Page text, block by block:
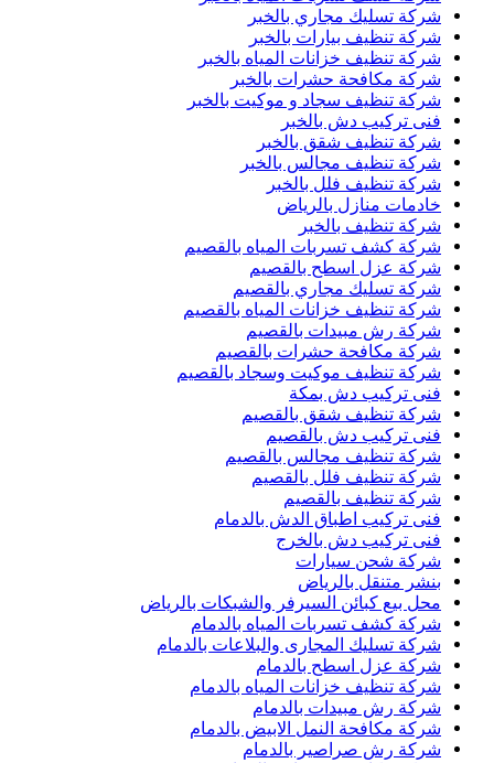
شركة تسليك مجاري بالخبر
شركة تنظيف بيارات بالخبر
شركة تنظيف خزانات المياه بالخبر
شركة مكافحة حشرات بالخبر
شركة تنظيف سجاد و موكيت بالخبر
فنى تركيب دش بالخبر
شركة تنظيف شقق بالخبر
شركة تنظيف مجالس بالخبر
شركة تنظيف فلل بالخبر
خادمات منازل بالرياض
شركة تنظيف بالخبر
شركة كشف تسربات المياه بالقصيم
شركة عزل اسطح بالقصيم
شركة تسليك مجاري بالقصيم
شركة تنظيف خزانات المياه بالقصيم
شركة رش مبيدات بالقصيم
شركة مكافحة حشرات بالقصيم
شركة تنظيف موكيت وسجاد بالقصيم
فنى تركيب دش بمكة
شركة تنظيف شقق بالقصيم
فنى تركيب دش بالقصيم
شركة تنظيف مجالس بالقصيم
شركة تنظيف فلل بالقصيم
شركة تنظيف بالقصيم
فنى تركيب اطباق الدش بالدمام
فنى تركيب دش بالخرج
شركة شحن سيارات
بنشر متنقل بالرياض
محل بيع كبائن السيرفر والشبكات بالرياض
شركة كشف تسربات المياه بالدمام
شركة تسليك المجارى والبلاعات بالدمام
شركة عزل اسطح بالدمام
شركة تنظيف خزانات المياه بالدمام
شركة رش مبيدات بالدمام
شركة مكافحة النمل الابيض بالدمام
شركة رش صراصير بالدمام